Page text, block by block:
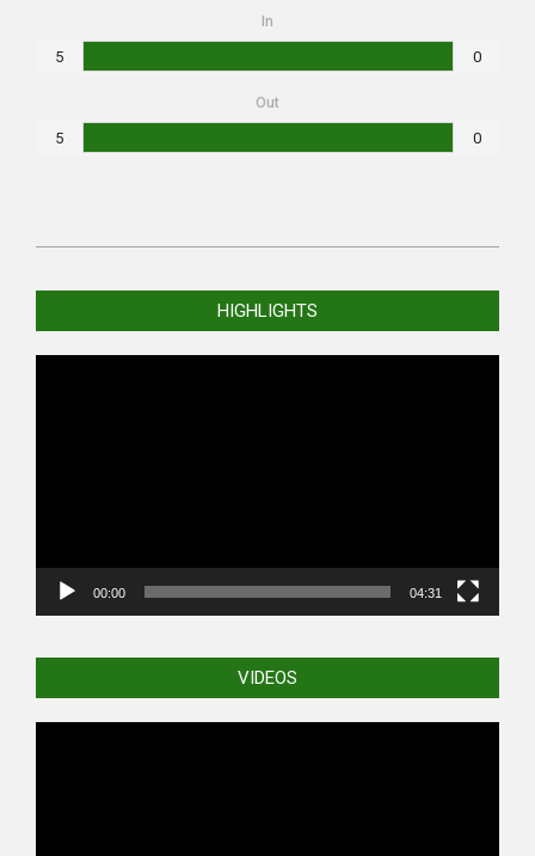
In
5 0
Out
5 0
03-
HIGHLIGHTS
00:00 04:31
VIDEOS